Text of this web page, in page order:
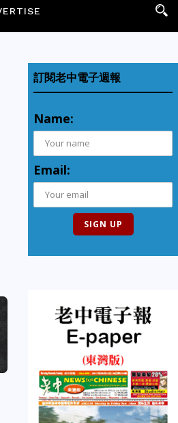
訂閱老中電子週報
Name:
Email: